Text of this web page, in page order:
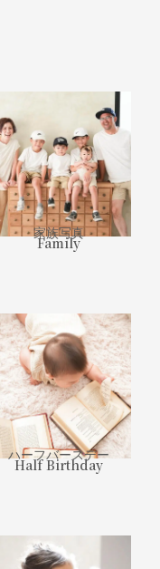
Family
家族写真
Half Birthday
ハーフバースデー